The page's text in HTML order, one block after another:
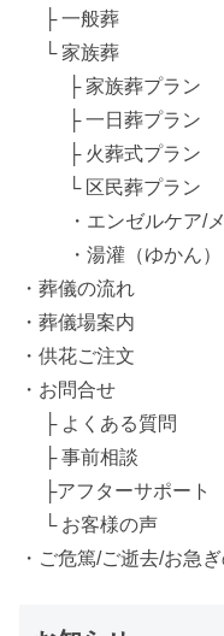
├ 一般葬
└ 家族葬
├ 家族葬プラン
├ 一日葬プラン
├ 火葬式プラン
└ 区民葬プラン
・エンゼルケア/
・湯灌（ゆかん）
・葬儀の流れ
・葬儀場案内
・供花ご注文
・お問合せ
├ よくある質問
├ 事前相談
├アフターサポート
└ お客様の声
・ご危篤/ご逝去/お急